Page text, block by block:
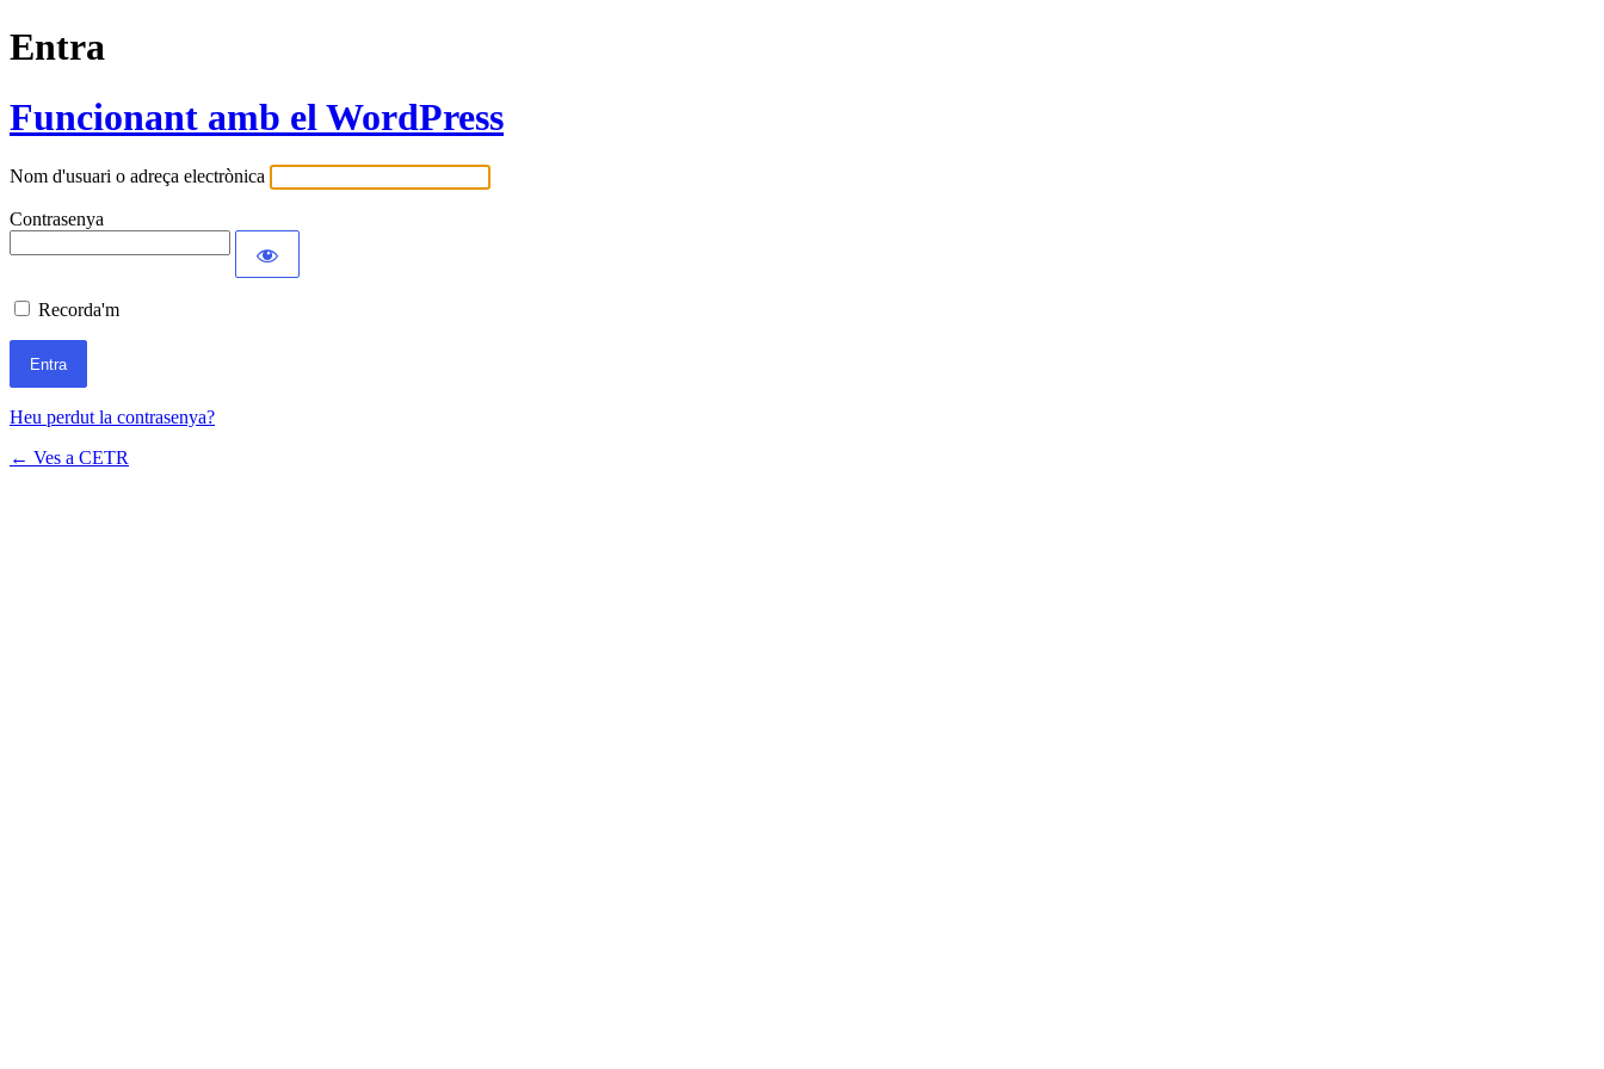
Entra
Funcionant amb el WordPress
Nom d'usuari o adreça electrònica
Contrasenya
Recorda'm
Heu perdut la contrasenya?
← Ves a CETR